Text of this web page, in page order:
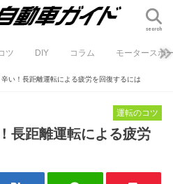
search
ツ DIY コラム モータースポ
辛い！長距離運転による疲労を回復するには
運転のコツ
長距離運転による疲労